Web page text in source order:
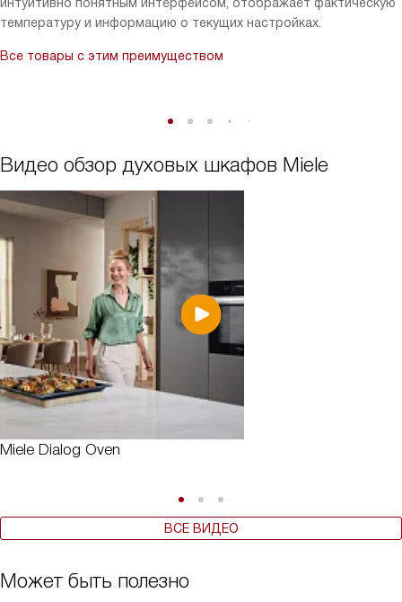
превзошёл все мои ожидания и сделал процесс приготовления
блюд не только проще, но и более приятным.
температуру и информацию о текущих настройках.
Все товары с этим преимуществом
Видео обзор духовых шкафов Miele
Miele Dialog Oven
ВСЕ ВИДЕО
Может быть полезно